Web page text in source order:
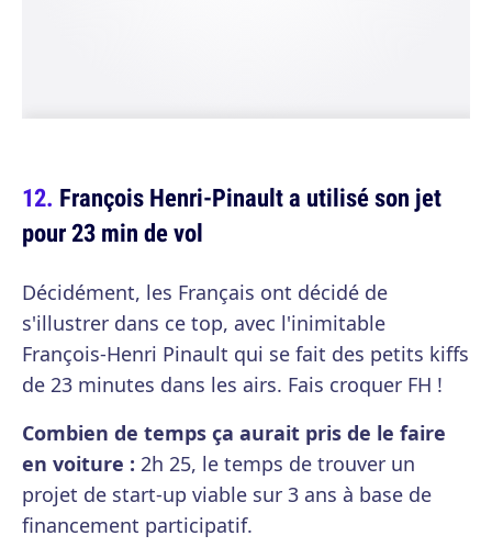
François Henri-Pinault a utilisé son jet
pour 23 min de vol
Décidément, les Français ont décidé de
s'illustrer dans ce top, avec l'inimitable
François-Henri Pinault qui se fait des petits kiffs
de 23 minutes dans les airs. Fais croquer FH !
Combien de temps ça aurait pris de le faire
en voiture : 2h 25, le temps de trouver un
projet de start-up viable sur 3 ans à base de
financement participatif.